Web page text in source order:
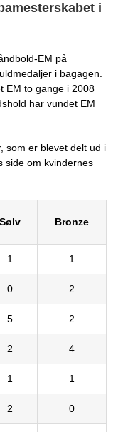
i
EM på
i bagagen.
EM to gange i 2008
har vundet EM
som er blevet delt ud i
side om kvindernes
Sølv Bronze
1 1
0 2
5 2
2 4
1 1
2 0